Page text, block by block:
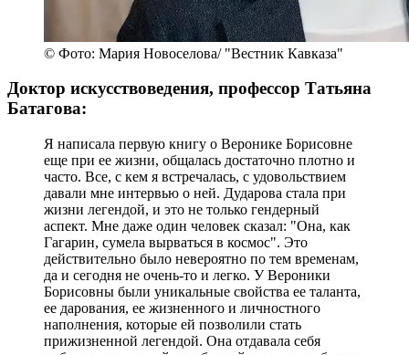
© Фото: Мария Новоселова/ "Вестник Кавказа"
Доктор искусствоведения, профессор Татьяна
Батагова:
Я написала первую книгу о Веронике Борисовне
еще при ее жизни, общалась достаточно плотно и
часто. Все, с кем я встречалась, с удовольствием
давали мне интервью о ней. Дударова стала при
жизни легендой, и это не только гендерный
аспект. Мне даже один человек сказал: "Она, как
Гагарин, сумела вырваться в космос". Это
действительно было невероятно по тем временам,
да и сегодня не очень-то и легко. У Вероники
Борисовны были уникальные свойства ее таланта,
ее дарования, ее жизненного и личностного
наполнения, которые ей позволили стать
прижизненной легендой. Она отдавала себя